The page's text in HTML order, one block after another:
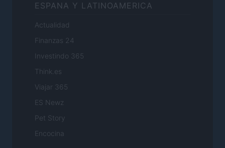
ESPANA Y LATINOAMERICA
Actualidad
Finanzas 24
Investindo 365
Think.es
Viajar 365
ES Newz
Pet Story
Encocina